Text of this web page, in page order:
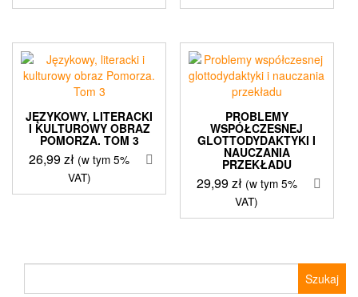
JĘZYKOWY, LITERACKI
I KULTUROWY OBRAZ
POMORZA. TOM 3
26,99zł (w tym 5%
VAT)
PROBLEMY
WSPÓŁCZESNEJ
GLOTTODYDAKTYKI I
NAUCZANIA
PRZEKŁADU
29,99zł (w tym 5%
VAT)